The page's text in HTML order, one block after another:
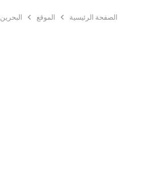
الصفحة الرئيسية الموقع البحرين